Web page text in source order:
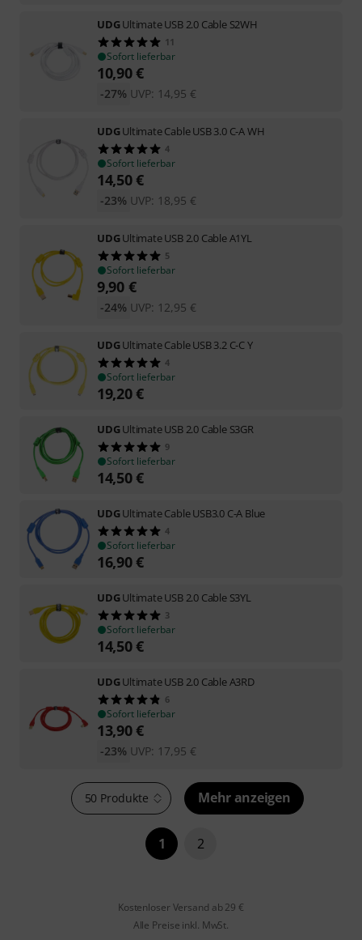
UDGUltimate USB 2.0 Cable S2WH
11
Sofort lieferbar
10,90€
UVP: 14,95 €
-27%
UDGUltimate Cable USB 3.0 C-A WH
4
Sofort lieferbar
14,50€
UVP: 18,95 €
-23%
UDGUltimate USB 2.0 Cable A1YL
5
Sofort lieferbar
9,90 €
UVP: 12,95 €
-24%
UDGUltimate Cable USB 3.2 C-C Y
4
Sofort lieferbar
19,20€
UDGUltimate USB 2.0 Cable S3GR
9
Sofort lieferbar
14,50€
UDGUltimate Cable USB3.0 C-A Blue
4
Sofort lieferbar
16,90€
UDGUltimate USB 2.0 Cable S3YL
3
Sofort lieferbar
14,50€
UDGUltimate USB 2.0 Cable A3RD
6
Sofort lieferbar
13,90€
UVP: 17,95 €
-23%
50 Produkte Mehr anzeigen
1 2
Kostenloser Versand ab 29 €
Alle Preise inkl. MwSt.